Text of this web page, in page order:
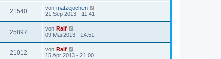
21540 von matzejochen
21 Sep 2013 - 11:41
25897 von Ralf
09 Mai 2013 - 14:51
21012 von Ralf
15 Apr 2013 - 21:00